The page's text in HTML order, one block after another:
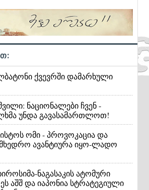
ქვევრში დამარხული
ნაციონალები ჩვენ -
უნდა გავასამართლოთ!
ომი - პროვოკაცია და
ავანტიურა იყო-ლადო
ნაგასაკის ატომური
აშშ და იაპონია სტრატეგიული